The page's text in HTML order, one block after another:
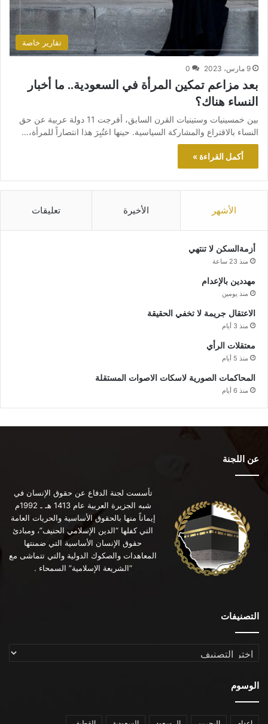
تقارير خاصة
9 مارس، 2023 0
بعد مزاعم تمكين المرأة في السعودية.. ما أخبار
النساء هناك؟
بين خمسينيات وستينيات القرن السابق، أفرجت 11 دولة عربية عن حق
النساء بالاقتراع والمشاركة السياسية. حينها اعتُبِرَ هذا انتصاراً للمرأة،…
أكمل القراءة »
الأشهر الأخيرة تعليقات
أزمةالسكن لا تنتهي
منذ 23 ساعة
مهددين بالإعدام
منذ يومين
الاعتقال جريمة لا تخفي الحقيقة
منذ 3 أيام
معتقلات الرأي
منذ 5 أيام
المحاكمات الصورية لاسكات الاصوات المستقلة
منذ 6 أيام
عن اللجنة
تأسست لجنة الدفاع عن حقوق الإنسان في
شبه الجزيرة العربية عام 1413 هـ ـ 1992م
إيماناً منها بالحقوق الأساسية والحريات العامة
التي كفلها “الدين الإسلامي الحنيف”، ومبادئ
حقوق الإنسان الأساسية التي ضمنتها
المعاهدات والصكوك الدولية والتي تتماشى مع
“الشريعة الإسلامية” السمحاء .
التصنيفات
التصنيفات
الوسوم